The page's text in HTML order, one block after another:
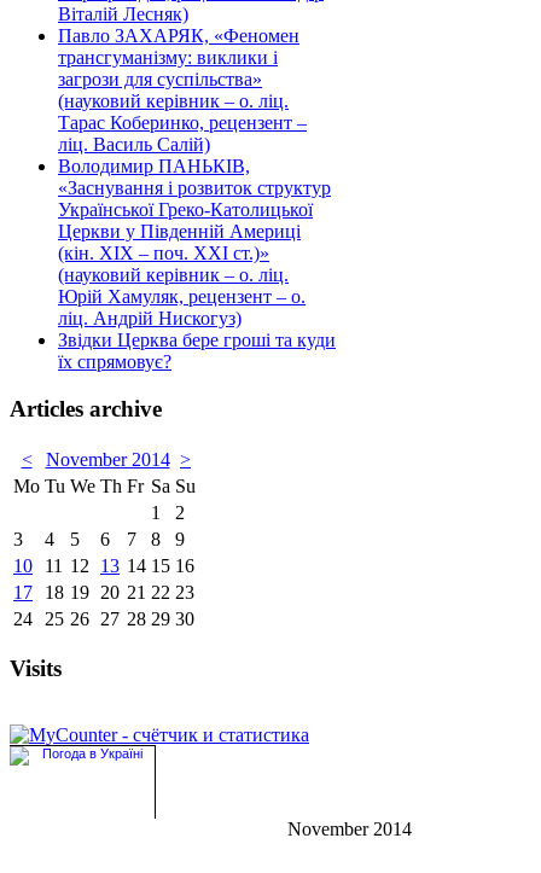
Віталій Лесняк)
Павло ЗАХАРЯК, «Феномен
трансгуманізму: виклики і
загрози для суспільства»
(науковий керівник – о. ліц.
Тарас Коберинко, рецензент –
ліц. Василь Салій)
Володимир ПАНЬКІВ,
«Заснування і розвиток структур
Української Греко-Католицької
Церкви у Південній Америці
(кін. ХІХ – поч. ХХІ ст.)»
(науковий керівник – о. ліц.
Юрій Хамуляк, рецензент – о.
ліц. Андрій Нискогуз)
Звідки Церква бере гроші та куди
їх спрямовує?
Articles archive
< November 2014 >
Mo Tu We Th Fr Sa Su
1
2
3
4 5 6 7 8
9
10
11 12 13 14 15 16
17
18 19 20 21 22 23
24
25 26 27 28 29 30
Visits
November 2014